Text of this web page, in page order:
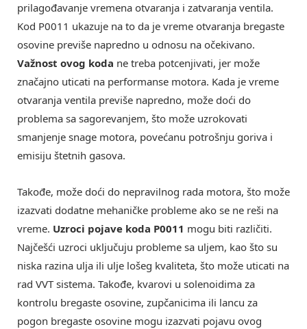
prilagođavanje vremena otvaranja i zatvaranja ventila.
Kod P0011 ukazuje na to da je vreme otvaranja bregaste
osovine previše napredno u odnosu na očekivano.
Važnost ovog koda ne treba potcenjivati, jer može
značajno uticati na performanse motora. Kada je vreme
otvaranja ventila previše napredno, može doći do
problema sa sagorevanjem, što može uzrokovati
smanjenje snage motora, povećanu potrošnju goriva i
emisiju štetnih gasova.
Takođe, može doći do nepravilnog rada motora, što može
izazvati dodatne mehaničke probleme ako se ne reši na
vreme. Uzroci pojave koda P0011 mogu biti različiti.
Najčešći uzroci uključuju probleme sa uljem, kao što su
niska razina ulja ili ulje lošeg kvaliteta, što može uticati na
rad VVT sistema. Takođe, kvarovi u solenoidima za
kontrolu bregaste osovine, zupčanicima ili lancu za
pogon bregaste osovine mogu izazvati pojavu ovog